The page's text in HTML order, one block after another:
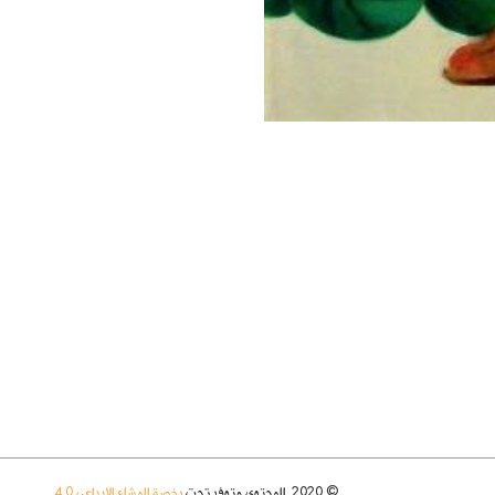
© 2020. المحتوى متوفر تحت رخصة المشاع الإبداعي 4.0